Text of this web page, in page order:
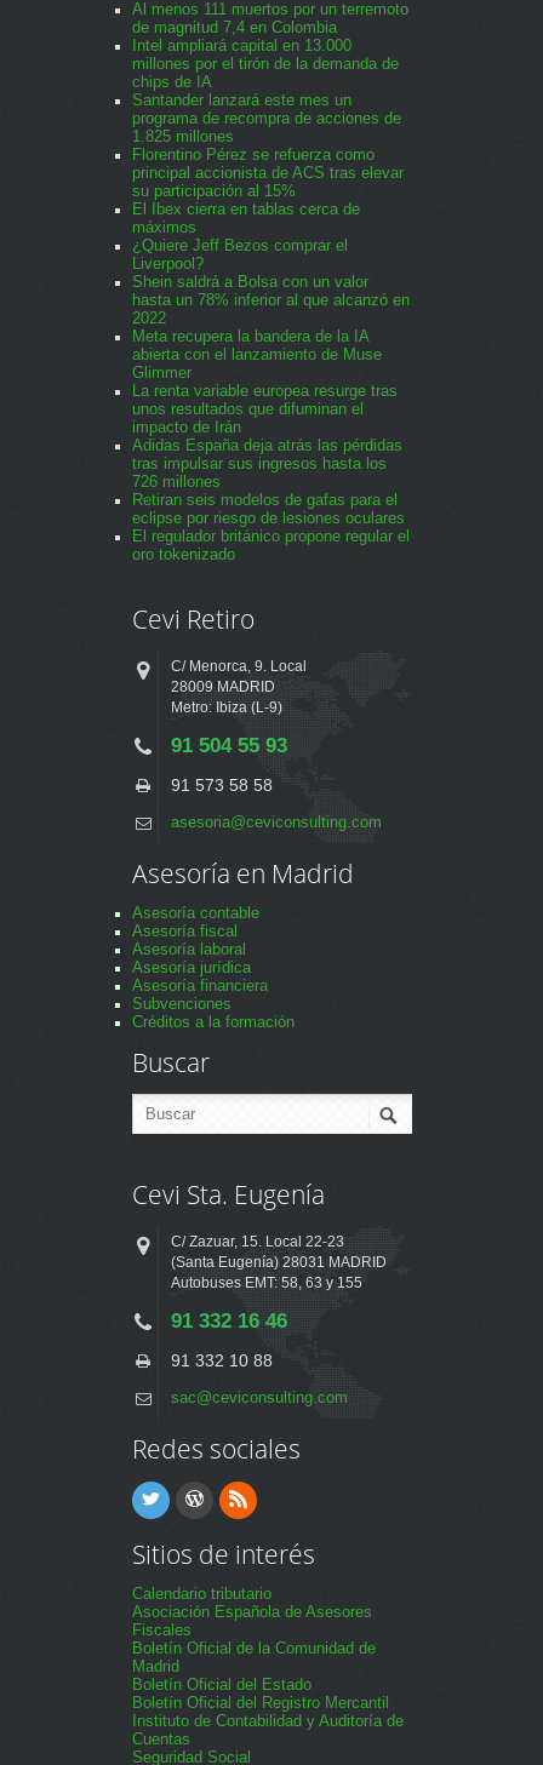
Al menos 111 muertos por un terremoto
de magnitud 7,4 en Colombia
Intel ampliará capital en 13.000
millones por el tirón de la demanda de
chips de IA
Santander lanzará este mes un
programa de recompra de acciones de
1.825 millones
Florentino Pérez se refuerza como
principal accionista de ACS tras elevar
su participación al 15%
El Ibex cierra en tablas cerca de
máximos
¿Quiere Jeff Bezos comprar el
Liverpool?
Shein saldrá a Bolsa con un valor
hasta un 78% inferior al que alcanzó en
2022
Meta recupera la bandera de la IA
abierta con el lanzamiento de Muse
Glimmer
La renta variable europea resurge tras
unos resultados que difuminan el
impacto de Irán
Adidas España deja atrás las pérdidas
tras impulsar sus ingresos hasta los
726 millones
Retiran seis modelos de gafas para el
eclipse por riesgo de lesiones oculares
El regulador británico propone regular el
oro tokenizado
Cevi Retiro
C/ Menorca, 9. Local
28009 MADRID
Metro: Ibiza (L-9)
91 504 55 93
91 573 58 58
asesoria@ceviconsulting.com
Asesoría en Madrid
Asesoría contable
Asesoría fiscal
Asesoría laboral
Asesoría jurídica
Asesoría financiera
Subvenciones
Créditos a la formación
Buscar
Cevi Sta. Eugenía
C/ Zazuar, 15. Local 22-23
(Santa Eugenía) 28031 MADRID
Autobuses EMT: 58, 63 y 155
91 332 16 46
91 332 10 88
sac@ceviconsulting.com
Redes sociales
Sitios de interés
Calendario tributario
Asociación Española de Asesores
Fiscales
Boletín Oficial de la Comunidad de
Madrid
Boletín Oficial del Estado
Boletín Oficial del Registro Mercantil
Instituto de Contabilidad y Auditoría de
Cuentas
Seguridad Social